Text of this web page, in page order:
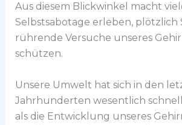
Aus diesem Blickwinkel macht
Selbstsabotage erleben, plötzlich
rührende Versuche unseres
schützen.
Unsere Umwelt hat sich in den
Jahrhunderten wesentlich
als die Entwicklung unseres